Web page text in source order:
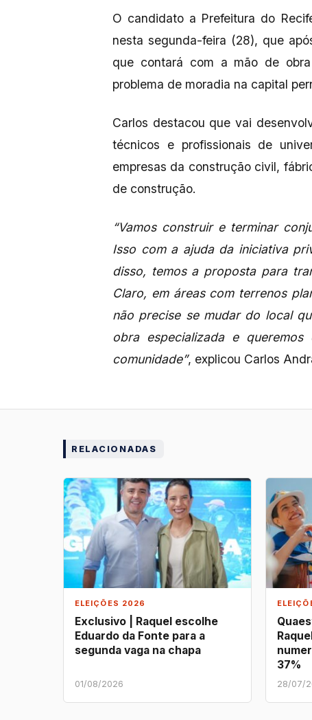
O candidato a Prefeitura do
nesta segunda-feira (28), que
que contará com a mão de
problema de moradia na capital
Carlos destacou que vai
técnicos e profissionais de
empresas da construção civil,
de construção.
“Vamos construir e terminar
Isso com a ajuda da iniciativa
disso, temos a proposta para
Claro, em áreas com terrenos
não precise se mudar do local
obra especializada e
comunidade”, explicou Carlos
RELACIONADAS
ELEIÇÕES 2026
Exclusivo | Raquel escolhe
Eduardo da Fonte para a
segunda vaga na chapa
01/08/2026
37%
28/07/